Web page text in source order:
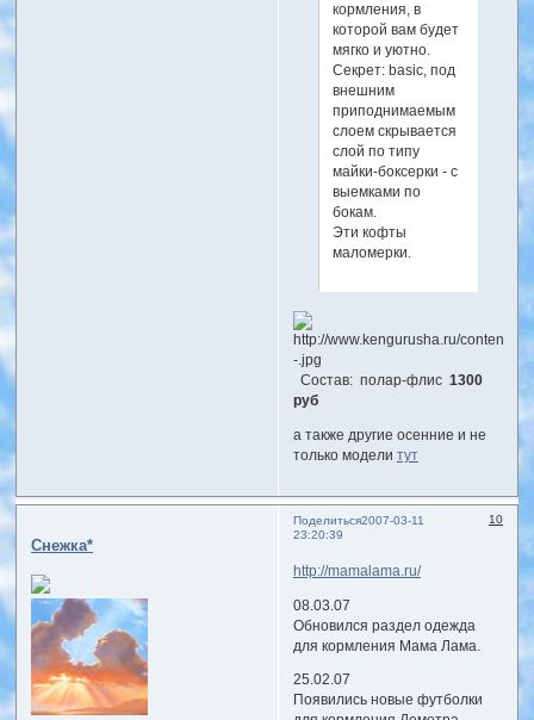
кормления, в
которой вам будет
мягко и уютно.
Секрет: basic, под
внешним
приподнимаемым
слоем скрывается
слой по типу
майки-боксерки - с
выемками по
бокам.
Эти кофты
маломерки.
Состав: полар-флис 1300
руб
а также другие осенние и не
только модели тут
Поделиться 10
2007-03-11
23:20:39
Снежка*
http://mamalama.ru/
08.03.07
Обновился раздел одежда
для кормления Мама Лама.
25.02.07
Появились новые футболки